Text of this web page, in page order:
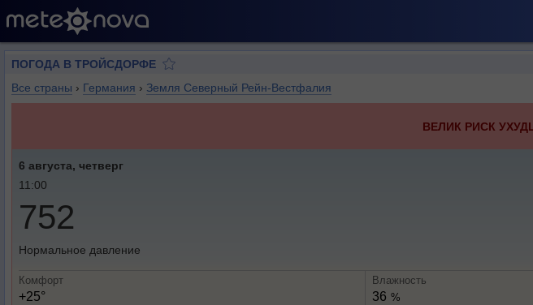
ПОГОДА В ТРОЙСДОРФЕ
Все страны › Германия › Земля Северный Рейн-Вестфалия
ВЕЛИК РИСК
6 августа, четверг
11:00
752
Нормальное давление
Комфорт
+25°
Влажность
36 %